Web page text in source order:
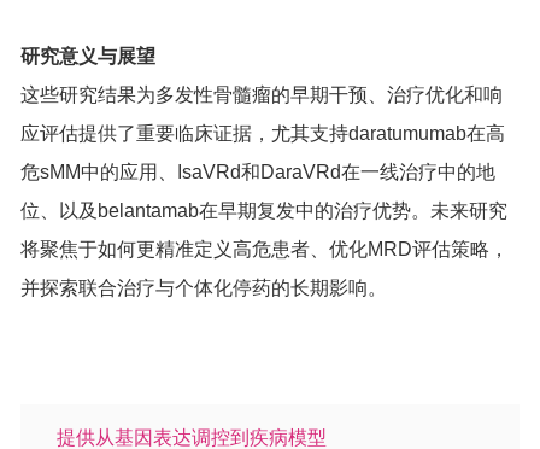
研究意义与展望
这些研究结果为多发性骨髓瘤的早期干预、治疗优化和响
应评估提供了重要临床证据，尤其支持daratumumab在高
危sMM中的应用、IsaVRd和DaraVRd在一线治疗中的地
位、以及belantamab在早期复发中的治疗优势。未来研究
将聚焦于如何更精准定义高危患者、优化MRD评估策略，
并探索联合治疗与个体化停药的长期影响。
提供从基因表达调控到疾病模型